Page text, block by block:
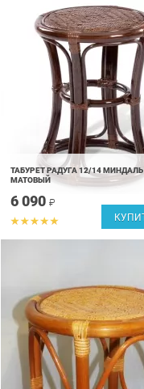
ТАБУРЕТ РАДУГА 12/14 МИНДАЛЬ
МАТОВЫЙ
6 090 ₽